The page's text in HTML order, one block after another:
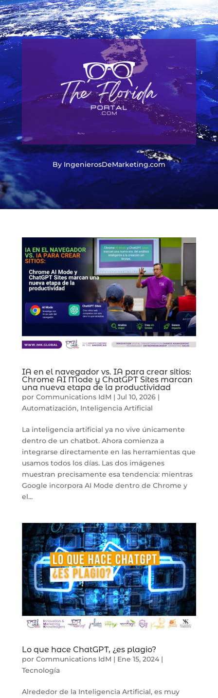
By IngenierosDeMarketing.com
IA en el navegador vs. IA para crear sitios:
Chrome AI Mode y ChatGPT Sites marcan
una nueva etapa de la productividad
por Communications IdM | Jul 10, 2026|
Automatización, Inteligencia Artificial
La inteligencia artificial ya no vive únicamente
dentro de un chatbot. Ahora comienza a
integrarse directamente en las herramientas que
usamos todos los días. Las dos imágenes
muestran precisamente esa tendencia: mientras
Google incorpora AI Mode dentro de Chrome y
el...
Lo que hace ChatGPT, ¿es plagio?
por Communications IdM | Ene 15, 2024|
Tecnología
Alrededor de la Inteligencia Artificial, es muy